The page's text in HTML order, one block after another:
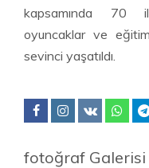
kapsamında 70
oyuncaklar ve
sevinci yaşatıldı.
fotoğraf Galerisi